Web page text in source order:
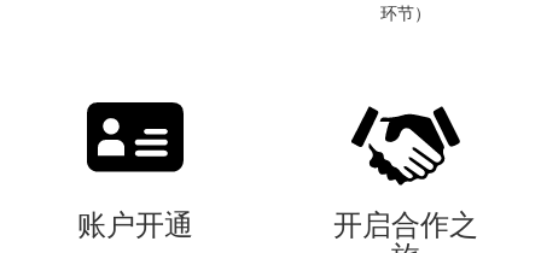
环节）
账户开通
开启合作之